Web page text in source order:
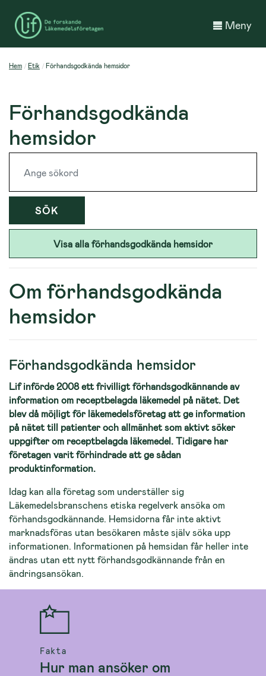
Meny
Hem Etik Förhandsgodkända hemsidor
Förhandsgodkända
hemsidor
SÖK
Visa alla förhandsgodkända hemsidor
Om förhandsgodkända
hemsidor
Förhandsgodkända hemsidor
Lif införde 2008 ett frivilligt förhandsgodkännande av
information om receptbelagda läkemedel på nätet. Det
blev då möjligt för läkemedelsföretag att ge information
på nätet till patienter och allmänhet som aktivt söker
uppgifter om receptbelagda läkemedel. Tidigare har
företagen varit förhindrade att ge sådan
produktinformation.
Idag kan alla företag som underställer sig
Läkemedelsbranschens etiska regelverk ansöka om
förhandsgodkännande. Hemsidorna får inte aktivt
marknadsföras utan besökaren måste själv söka upp
informationen. Informationen på hemsidan får heller inte
ändras utan ett nytt förhandsgodkännande från en
ändringsansökan.
Fakta
Hur man ansöker om